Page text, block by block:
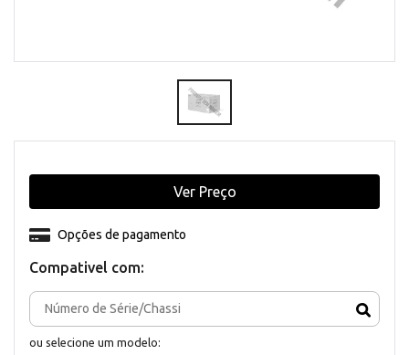
Compativel com:
ou selecione um modelo:
Opções de pagamento
Ver Preço